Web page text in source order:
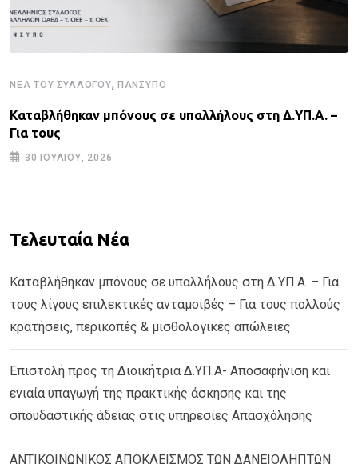
ΝΈΑ ΤΟΥ ΣΥΛΛΌΓΟΥ, ΠΑΝΣΥΠΟ
Καταβλήθηκαν μπόνους σε υπαλλήλους στη Δ.ΥΠ.Α. –
Για τους
30 ΙΟΥΛΊΟΥ, 2026
Τελευταία Νέα
Καταβλήθηκαν μπόνους σε υπαλλήλους στη Δ.ΥΠ.Α. – Για
τους λίγους επιλεκτικές ανταμοιβές – Για τους πολλούς
κρατήσεις, περικοπές & μισθολογικές απώλειες
Επιστολή προς τη Διοικήτρια Δ.ΥΠ.Α- Αποσαφήνιση και
ενιαία υπαγωγή της πρακτικής άσκησης και της
σπουδαστικής άδειας στις υπηρεσίες Απασχόλησης
ΑΝΤΙΚΟΙΝΩΝΙΚΟΣ ΑΠΟΚΛΕΙΣΜΟΣ ΤΩΝ ΔΑΝΕΙΟΛΗΠΤΩΝ